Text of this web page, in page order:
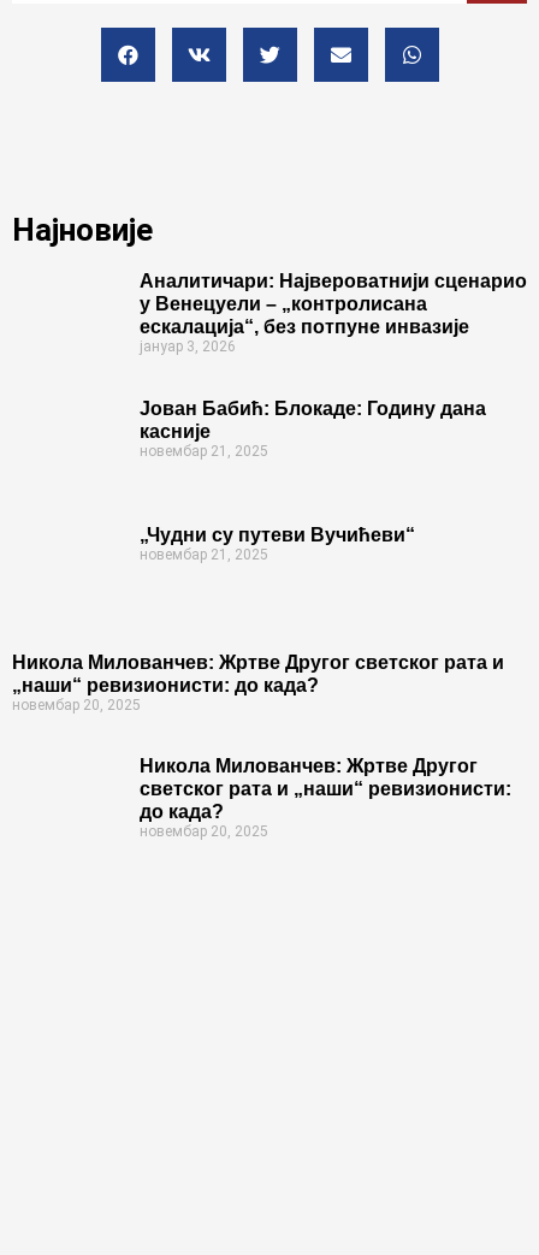
Најновије
Аналитичари: Највероватнији сценарио
у Венецуели – „контролисана
ескалација“, без потпуне инвазије
јануар 3, 2026
Јован Бабић: Блокаде: Годину дана
касније
новембар 21, 2025
„Чудни су путеви Вучићеви“
новембар 21, 2025
Никола Милованчев: Жртве Другог светског рата и
„наши“ ревизионисти: до када?
новембар 20, 2025
Никола Милованчев: Жртве Другог
светског рата и „наши“ ревизионисти:
до када?
новембар 20, 2025